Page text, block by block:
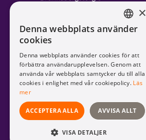
Tel: 08-420 03 830
KONTAKT
Personuppgifter och Cookies
ENGLISH
×
Denna webbplats använder
cookies
Denna webbplats använder cookies för att
förbättra användarupplevelsen. Genom att
använda vår webbplats samtycker du till alla
cookies i enlighet med vår cookiepolicy. Läs
mer
ACCEPTERA ALLA AVVISA ALLT
VISA DETALJER